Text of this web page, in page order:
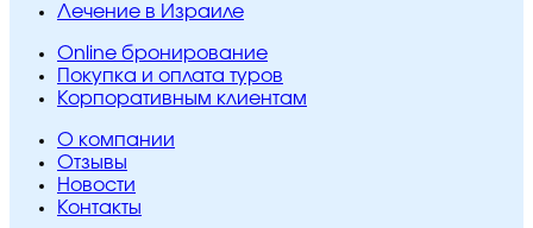
Лечение в Израиле
Online бронирование
Покупка и оплата туров
Корпоративным клиентам
O компании
Отзывы
Новости
Контакты